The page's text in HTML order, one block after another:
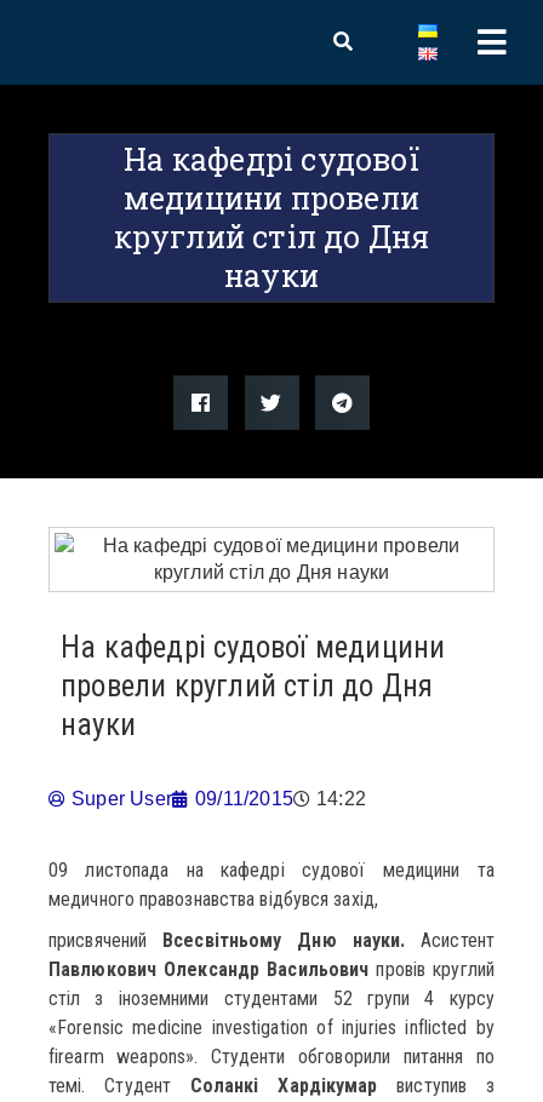
На кафедрі судової
медицини провели
круглий стіл до Дня
науки
На кафедрі судової медицини
провели круглий стіл до Дня
науки
Super User 09/11/2015 14:22
09 листопада на кафедрі судової медицини та
медичного правознавства відбувся захід,
присвячений Всесвітньому Дню науки. Асистент
Павлюкович Олександр Васильович провів круглий
стіл з іноземними студентами 52 групи 4 курсу
«Forensic medicine investigation of injuries inflicted by
firearm weapons». Студенти обговорили питання по
темі. Студент Соланкі Хардікумар виступив з